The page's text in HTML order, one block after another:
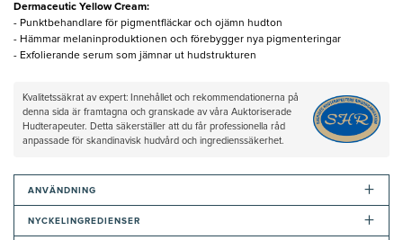
Dermaceutic Yellow Cream:
- Punktbehandlare för pigmentfläckar och ojämn hudton
- Hämmar melaninproduktionen och förebygger nya pigmenteringar
- Exfolierande serum som jämnar ut hudstrukturen
Kvalitetssäkrat av expert: Innehållet och rekommendationerna på
denna sida är framtagna och granskade av våra Auktoriserade
Hudterapeuter. Detta säkerställer att du får professionella råd
anpassade för skandinavisk hudvård och ingredienssäkerhet.
ANVÄNDNING +
NYCKELINGREDIENSER +